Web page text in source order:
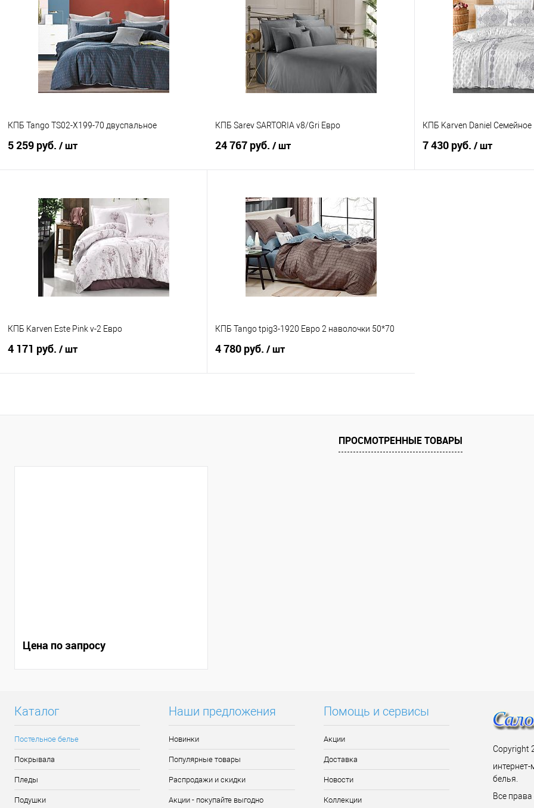
Купить в 1 клик
Сравнение
В избранное
В наличии
Купить в 1 клик
Сравнение
В избранное
В наличии
Купить в 1 клик
В избранное
КПБ Tango TS02-X199-70 двуспальное
5 259 руб. / шт
Купить в 1 клик
Сравнение
В избранное
В наличии
КПБ Sarev SARTORIA v8/Gri Евро
24 767 руб. / шт
Купить в 1 клик
Сравнение
В избранное
В наличии
КПБ Karven Daniel Семейное
7 430 руб. / шт
КПБ Karven Este Pink v-2 Евро
4 171 руб. / шт
КПБ Tango tpig3-1920 Евро 2 наволочки 50*70
4 780 руб. / шт
ПРОСМОТРЕННЫЕ ТОВАРЫ
Цена по запросу
Каталог
Постельное белье
Покрывала
Пледы
Подушки
Наши предложения
Новинки
Популярные товары
Распродажи и скидки
Акции - покупайте выгодно
Помощь и сервисы
Акции
Доставка
Новости
Коллекции
Copyright
интернет-
белья.
Все